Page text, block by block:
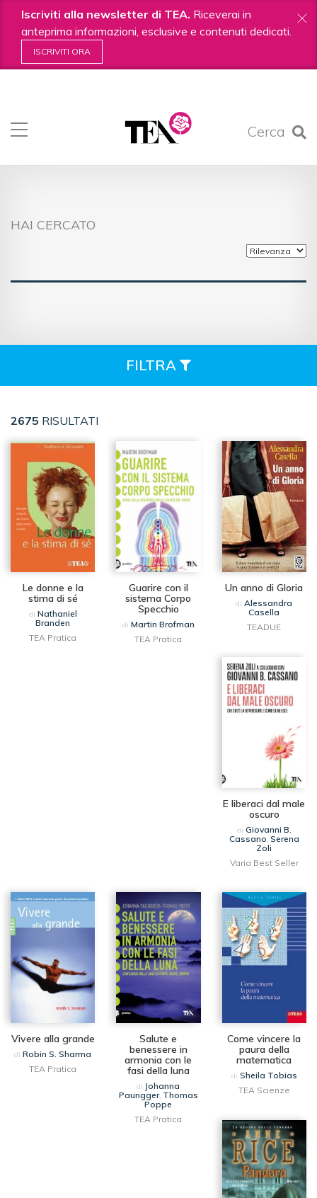
Iscriviti alla newsletter di TEA. Riceverai in
anteprima informazioni, esclusive e contenuti dedicati.
ISCRIVITI ORA
Cerca
contenuti.
|
HAI CERCATO
FILTRA
2675 RISULTATI
Le donne e la
stima di sé
di Nathaniel
Branden
TEA Pratica
Guarire con il
sistema Corpo
Specchio
di Martin Brofman
TEA Pratica
Un anno di Gloria
diAlessandra
Casella
TEADUE
E liberaci dal male
oscuro
di Giovanni B.
Cassano Serena
Zoli
Varia Best Seller
Vivere alla grande
di Robin S. Sharma
TEA Pratica
Salute e
benessere in
armonia con le
fasi della luna
di Johanna
Paungger, Thomas
Poppe
TEA Pratica
Come vincere la
paura della
matematica
di Sheila Tobias
TEA Scienze